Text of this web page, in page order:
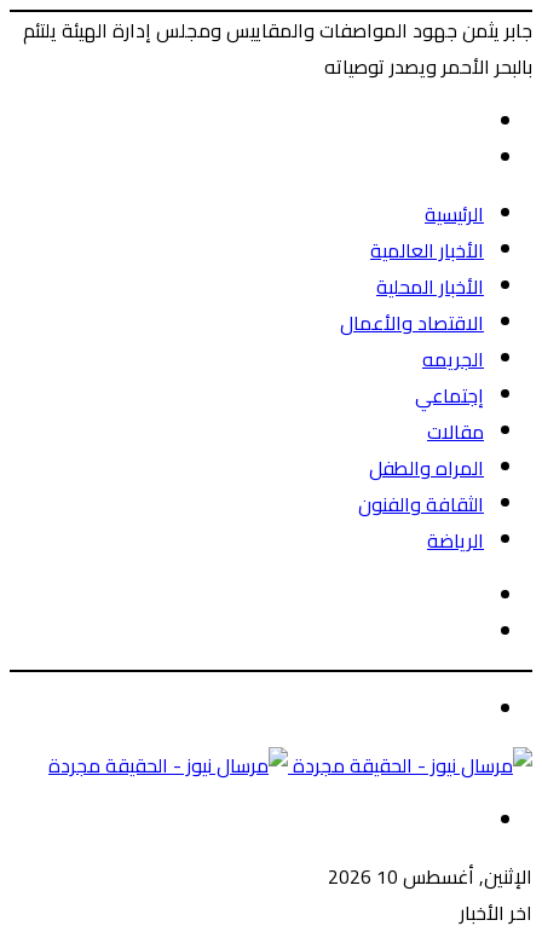
جابر يثمن جهود المواصفات والمقاييس ومجلس إدارة الهيئة يلتئم
بالبحر الأحمر ويصدر توصياته
الرئيسية
الأخبار العالمية
الأخبار المحلية
الاقتصاد والأعمال
الجريمه
إجتماعي
مقالات
المراه والطفل
الثقافة والفنون
الرياضة
عن
الإثنين, أغسطس 10 2026
اخر الأخبار